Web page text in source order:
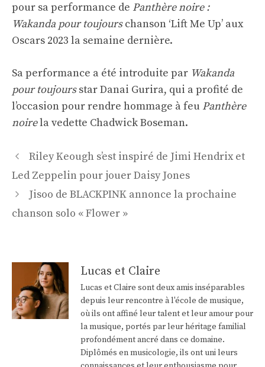
pour sa performance de Panthère noire :
Wakanda pour toujourschanson ‘Lift Me Up’ aux
Oscars 2023 la semaine dernière.
Sa performance a été introduite par Wakanda
pour toujoursstar Danai Gurira, qui a profité de
l’occasion pour rendre hommage à feu Panthère
noirela vedette Chadwick Boseman.
Navigation
des
articles
Riley Keough s’est inspiré de Jimi Hendrix et
Led Zeppelin pour jouer Daisy Jones
Jisoo de BLACKPINK annonce la prochaine
chanson solo « Flower »
Lucas et Claire
Lucas et Claire sont deux amis inséparables
depuis leur rencontre à l'école de musique,
où ils ont affiné leur talent et leur amour pour
la musique, portés par leur héritage familial
profondément ancré dans ce domaine.
Diplômés en musicologie, ils ont uni leurs